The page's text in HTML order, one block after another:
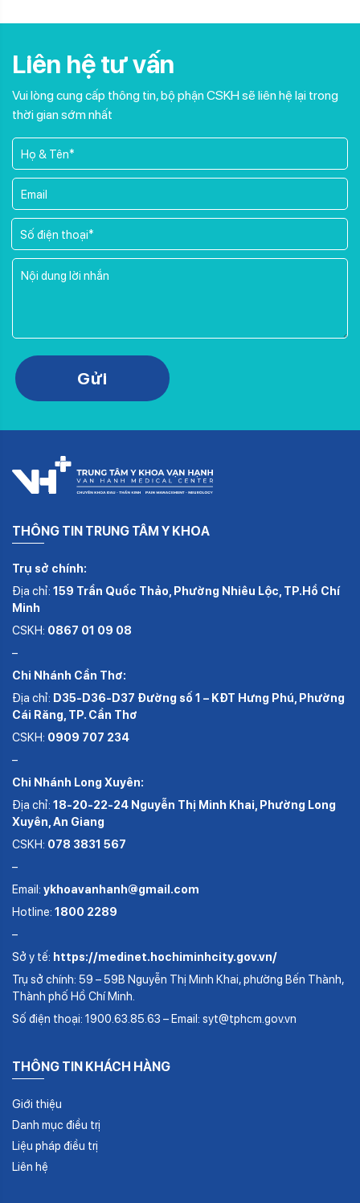
THÔNG TIN TRUNG TÂM Y KHOA
Trụ sở chính:
Địa chỉ: 159 Trần Quốc Thảo, Phường Nhiêu Lộc, TP.Hồ Chí
Minh
CSKH: 0867 01 09 08
–
Chi Nhánh Cần Thơ:
Địa chỉ: D35-D36-D37 Đường số 1 – KĐT Hưng Phú, Phường
Cái Răng, TP. Cần Thơ
CSKH: 0909 707 234
–
Chi Nhánh Long Xuyên:
Địa chỉ: 18-20-22-24 Nguyễn Thị Minh Khai, Phường Long
Xuyên, An Giang
CSKH: 078 3831 567
–
Email: ykhoavanhanh@gmail.com
Hotline: 1800 2289
–
Sở y tế: https://medinet.hochiminhcity.gov.vn/
Trụ sở chính: 59 – 59B Nguyễn Thị Minh Khai, phường Bến Thành,
Thành phố Hồ Chí Minh.
Số điện thoại: 1900.63.85.63 – Email: syt@tphcm.gov.vn
THÔNG TIN KHÁCH HÀNG
Giới thiệu
Danh mục điều trị
Liệu pháp điều trị
Liên hệ
Liên hệ tư vấn
Vui lòng cung cấp thông tin, bộ phận CSKH sẽ liên hệ lại trong
thời gian sớm nhất
Please leave this field empty.
Gửi